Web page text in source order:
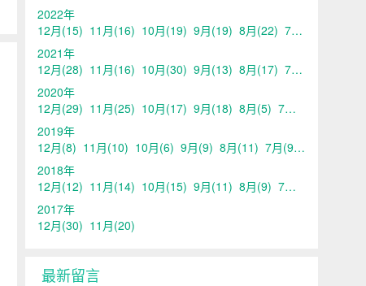
2022年
12月(15) 11月(16) 10月(19) 9月(19) 8月(22) 7月
2021年
12月(28) 11月(16) 10月(30) 9月(13) 8月(17) 7月
2020年
12月(29) 11月(25) 10月(17) 9月(18) 8月(5) 7月
2019年
12月(8) 11月(10) 10月(6) 9月(9) 8月(11) 7月(9)
2018年
12月(12) 11月(14) 10月(15) 9月(11) 8月(9) 7月
2017年
12月(30) 11月(20)
最新留言